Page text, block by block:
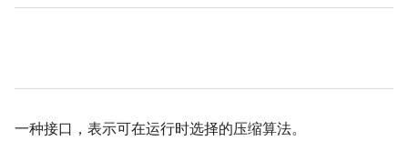
一种接口，表示可在运行时选择的压缩算法。